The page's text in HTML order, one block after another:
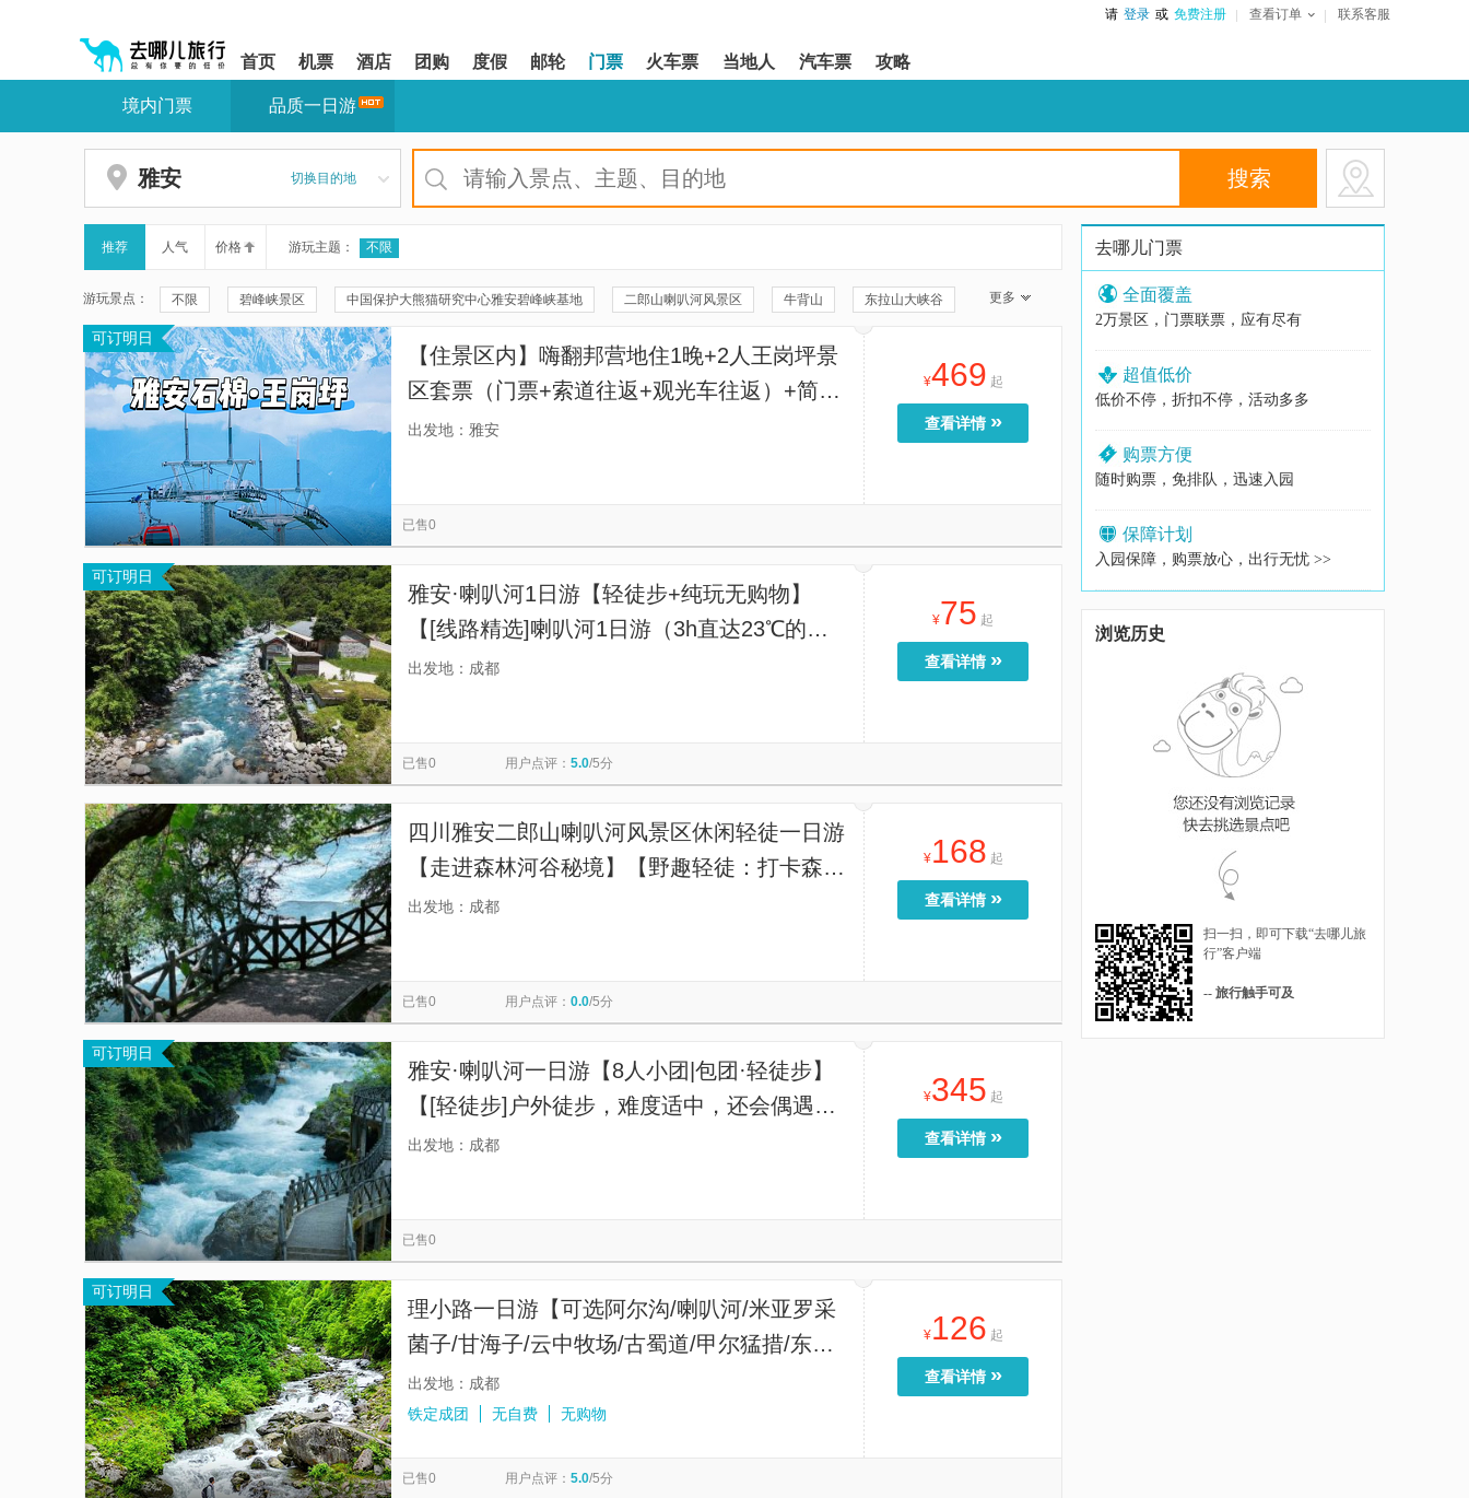
您
站
区,
本
有
6
模
块,
下
览
信
息
请 登录 或 免费注册 查看订单 联系客服
首页 机票 酒店 团购 度假 邮轮 门票 火车票 当地人 汽车票 攻略
您
站
区
境内门票 品质一日游
雅安 切换目的地
推荐 人气 价格 游玩主题： 不限
游玩景点： 不限 碧峰峡景区 中国保护大熊猫研究中心雅安碧峰峡基地 二郎山喇叭河风景区 牛背山 东拉山大峡谷
碧峰峡野生动物世界 古路村 雅安本地玩乐
龙苍沟国家森林公园 上里古镇 野马海子 卧龙中华大熊猫苑神树坪基地 达瓦更扎
都江堰中华大熊猫苑(原熊猫乐园) 《熊猫归来》大型旅游演艺
甘孜州本地玩乐
喇叭河自然保护区 雅安牛背山星辰营地 雅家埂
羌人谷 孟屯河谷风景区 汶川羌人谷滑雪场
九子屯-露营地 九鼎山 牛背山国际露营地
蜂桶寨邓池沟景区 塞纳河
更多
可订明日
【住景区内】嗨翻邦营地住1晚+2人王岗坪景
区套票（门票+索道往返+观光车往返）+简单
早餐
出发地：雅安
¥469 起
查看详情 »
已售0
可订明日
雅安·喇叭河1日游【轻徒步+纯玩无购物】
【[线路精选]喇叭河1日游（3h直达23℃的夏
天，成都周边被低估的小众宝藏避暑地！）】
出发地：成都
¥75 起
查看详情 »
已售0 用户点评： 5.0/5分
四川雅安二郎山喇叭河风景区休闲轻徒一日游
【走进森林河谷秘境】【野趣轻徒：打卡森林
瀑布河谷，邂逅野生动物，纯休闲轻徒，非户
出发地：成都
¥168 起
查看详情 »
已售0 用户点评： 0.0/5分
可订明日
雅安·喇叭河一日游【8人小团|包团·轻徒步】
【[轻徒步]户外徒步，难度适中，还会偶遇野
生动物】
出发地：成都
¥345 起
查看详情 »
已售0
可订明日
理小路一日游【可选阿尔沟/喇叭河/米亚罗采
菌子/甘海子/云中牧场/古蜀道/甲尔猛措/东拉
山|户外轻徒步】
出发地：成都
铁定成团
无自费 无购物
¥126 起
查看详情 »
已售0 用户点评： 5.0/5分
去哪儿门票
全面覆盖
2万景区，门票联票，应有尽有
超值低价
低价不停，折扣不停，活动多多
购票方便
随时购票，免排队，迅速入园
保障计划
入园保障，购票放心，出行无忧 >>
浏览历史
扫一扫，即可下载“去哪儿旅
行”客户端
-- 旅行触手可及